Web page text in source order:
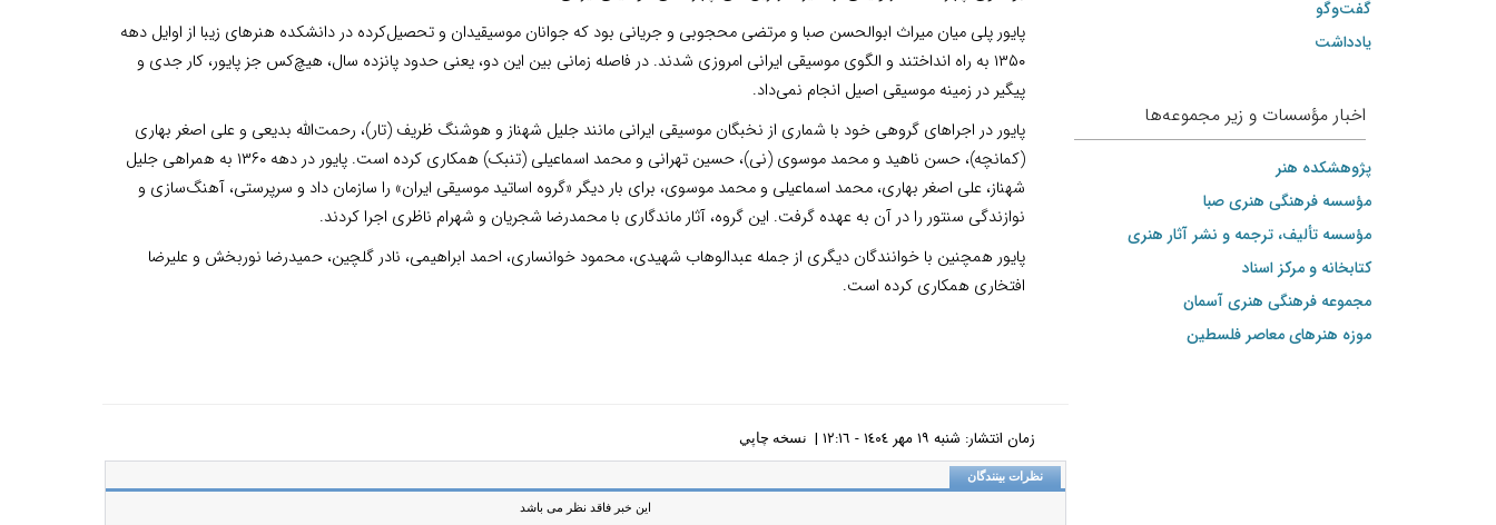
پایور پلی میان میراث ابوالحسن صبا و مرتضی محجوبی و جریانی بود که جوانان موسیقیدان و تحصیل‌کرده در دانشکده هنرهای زیبا از اوایل دهه
۱۳۵۰ به راه انداختند و الگوی موسیقی ایرانی امروزی شدند. در فاصله زمانی بین این دو، یعنی حدود پانزده سال، هیچ‌کس جز پایور، کار جدی و
پیگیر در زمینه موسیقی اصیل انجام نمی‌داد.
پایور در اجراهای گروهی خود با شماری از نخبگان موسیقی ایرانی مانند جلیل شهناز و هوشنگ ظریف (تار)، رحمت‌الله بدیعی و علی اصغر بهاری
(کمانچه)، حسن ناهید و محمد موسوی (نی)، حسین تهرانی و محمد اسماعیلی (تنبک) همکاری کرده است. پایور در دهه ۱۳۶۰ به همراهی جلیل
شهناز، علی اصغر بهاری، محمد اسماعیلی و محمد موسوی، برای بار دیگر «گروه اساتید موسیقی ایران» را سازمان داد و سرپرستی، آهنگ‌سازی و
نوازندگی سنتور را در آن به عهده گرفت. این گروه، آثار ماندگاری با محمدرضا شجریان و شهرام ناظری اجرا کردند.
پایور همچنین با خوانندگان دیگری از جمله عبدالوهاب شهیدی، محمود خوانساری، احمد ابراهیمی، نادر گلچین، حمیدرضا نوربخش و علیرضا
افتخاری همکاری کرده است.
زمان انتشار: شنبه ١٩ مهر ١٤٠٤ - ١٢:١٦ | نسخه چاپي
نظرات بینندگان
این خبر فاقد نظر می باشد
گفت‌وگو
یادداشت
اخبار مؤسسات و زیر مجموعه‌ها
پژوهشکده هنر
مؤسسه فرهنگی هنری صبا
مؤسسه تألیف، ترجمه و نشر آثار هنری
کتابخانه و مرکز اسناد
مجموعه فرهنگی هنری آسمان
موزه هنرهای‌ معاصر فلسطین